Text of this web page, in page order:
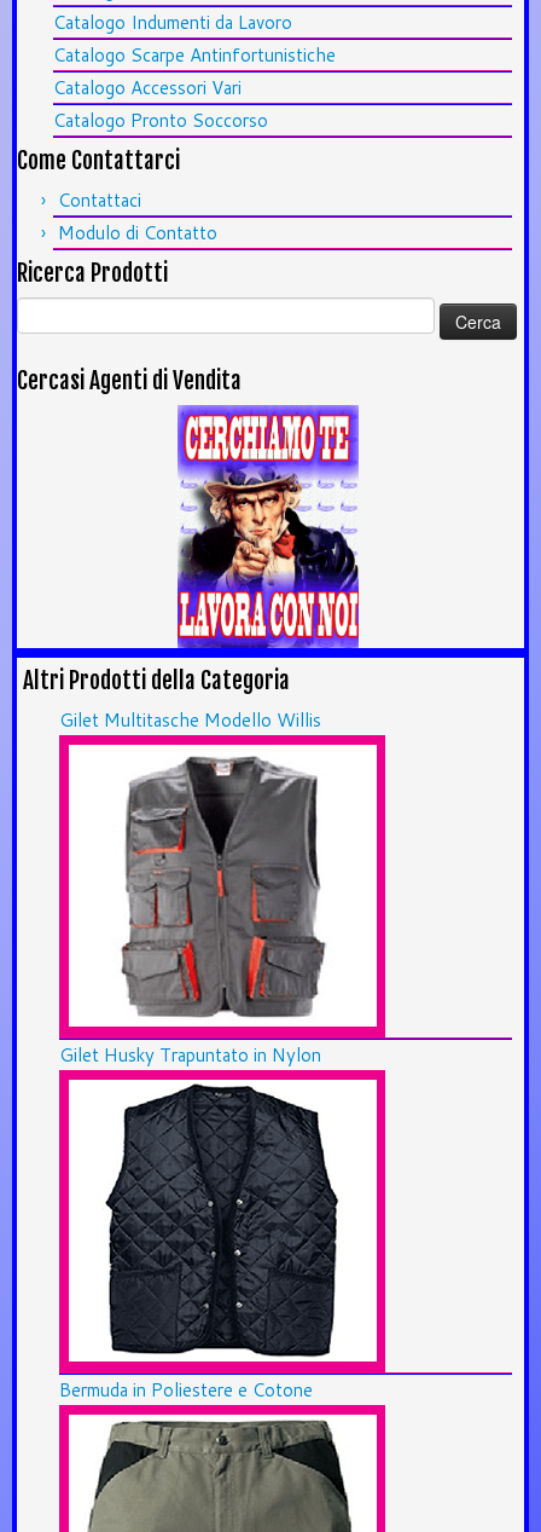
Catalogo Indumenti da Lavoro
Catalogo Scarpe Antinfortunistiche
Catalogo Accessori Vari
Catalogo Pronto Soccorso
Come Contattarci
Contattaci
Modulo di Contatto
Ricerca Prodotti
Ricerca
per:
Cercasi Agenti di Vendita
Altri Prodotti della Categoria
Gilet Multitasche Modello Willis
Gilet Husky Trapuntato in Nylon
Bermuda in Poliestere e Cotone